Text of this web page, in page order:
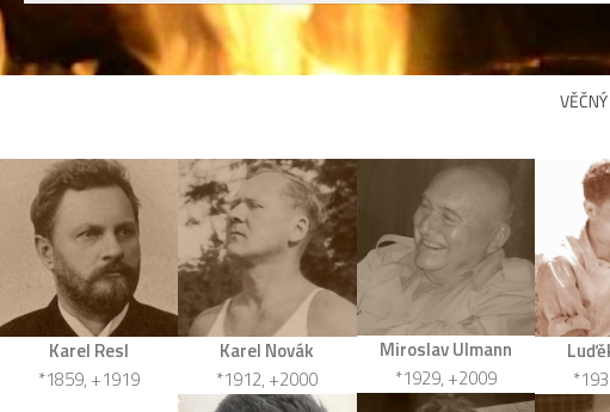
Karel Resl
*1859, +1919
Karel Novák
*1912, +2000
Miroslav Ulmann
*1929, +2009